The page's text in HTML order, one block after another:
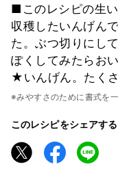
■このレシピの生
収穫したいんげん
た。ぶつ切りにし
ぽくしてみたらお
★いんげん。たくさ
※みやすさのために書式を
このレシピをシェアする